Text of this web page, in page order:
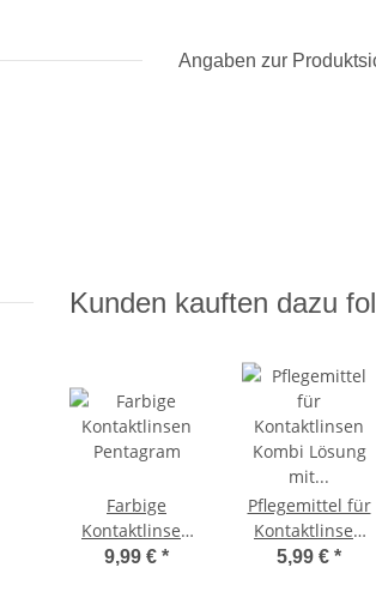
Angaben zur
Kunden kauften dazu
Farbige
Kontaktlinsen
Pentagram
9,99 € *
Pflegemittel für
Kontaktlinsen
Kombi Lösung
5,99 € *